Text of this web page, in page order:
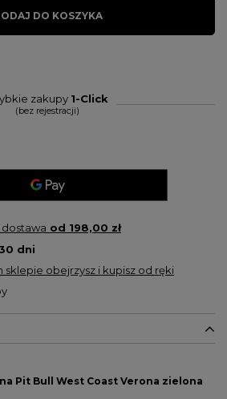
DO KOSZYKA
zakupy 1-Click
(bez rejestracji)
od 198,00 zł
30 dni
sklepie obejrzysz i kupisz od ręki
Pit Bull West Coast Verona zielona